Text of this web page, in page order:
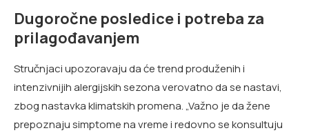
Dugoročne posledice i potreba za
prilagođavanjem
Stručnjaci upozoravaju da će trend produženih i
intenzivnijih alergijskih sezona verovatno da se nastavi,
zbog nastavka klimatskih promena. „Važno je da žene
prepoznaju simptome na vreme i redovno se konsultuju